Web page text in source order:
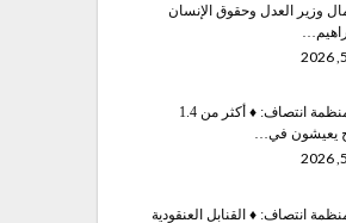
وزير العدل وحقوق الإنسان
انتصاف: ♦️
أكثر من 1.4
يعيشون في…
انتصاف: ♦️القنابل العنقودية